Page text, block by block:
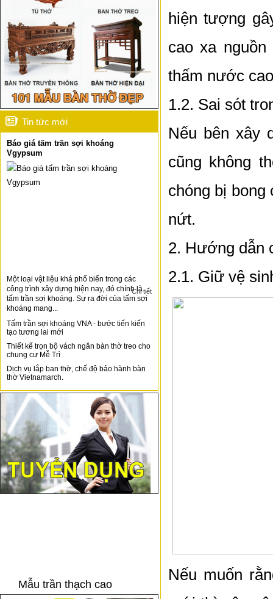
Tin tức mới
Báo giá tấm trần sợi khoáng
Vgypsum
Một loại vật liệu khá phổ biến trong các
công trình xây dựng hiện nay, đó chính là
tấm trần sợi khoáng. Sự ra đời của tấm sợi
khoáng mang...
Chi tiết
Tấm trần sợi khoáng VNA - bước tiến kiến
tạo tương lai mới
Thiết kế trọn bộ vách ngăn bàn thờ treo cho
chung cư Mễ Trì
Dịch vụ lắp ban thờ, chế độ bảo hành bàn
thờ Vietnamarch.
Mẫu trần thạch cao
hiện tượng
cao xa
thấm nước
1.2. Sai sót
Nếu bên xây
cũng không
chóng bị bong
nứt.
2. Hướng dẫn
2.1. Giữ vệ
Nếu muốn